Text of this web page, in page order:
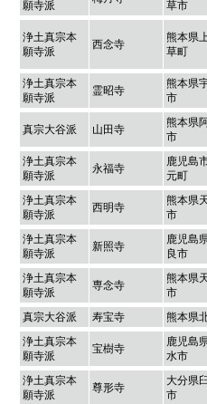
願寺派 草市
浄土真宗本
願寺派
西念寺
熊本県
草町
浄土真宗本
願寺派
霊昭寺
熊本県
市
真宗大谷派 山田寺
熊本県
市
浄土真宗本
願寺派
永福寺
鹿児島
元町
浄土真宗本
願寺派
西明寺
熊本県
市
浄土真宗本
願寺派
新照寺
鹿児島
良市
浄土真宗本
願寺派
専念寺
熊本県
市
真宗大谷派 寿宝寺 熊本県
浄土真宗本
願寺派
宝樹寺
鹿児島
水市
浄土真宗本
願寺派
尊形寺
大分県
市